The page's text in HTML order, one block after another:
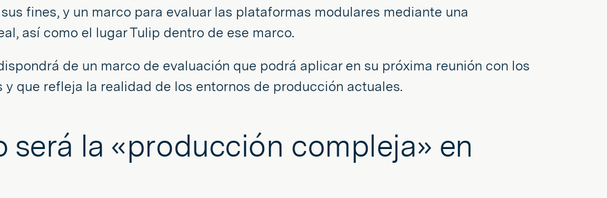
fines, y un marco para evaluar las plataformas modulares mediante una
así como el lugar Tulip dentro de ese marco.
de un marco de evaluación que podrá aplicar en su próxima reunión con los
y que refleja la realidad de los entornos de producción actuales.
será la «producción compleja» en